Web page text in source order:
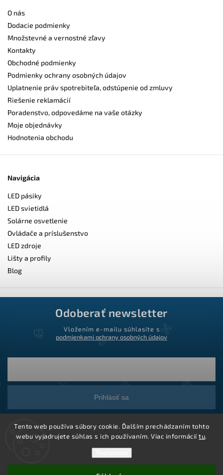
Tento web používa súbory cookie. Ďalším prechádzaním tohto
webu vyjadrujete súhlas s ich používaním. Viac informáciítu.
O nás
Dodacie podmienky
Množstevné a vernostné zľavy
Kontakty
Obchodné podmienky
Podmienky ochrany osobných údajov
Uplatnenie práv spotrebiteľa, odstúpenie od zmluvy
Riešenie reklamácií
Poradenstvo, odpovedáme na vaše otázky
Moje objednávky
Hodnotenia obchodu
Navigácia
LED pásiky
LED svietidlá
Solárne osvetlenie
Ovládače a príslušenstvo
LED zdroje
Lišty a profily
Blog
Odoberať newsletter
Vložením e-mailu súhlasíte s
podmienkami ochrany osobných údajov
Prihlásiť sa